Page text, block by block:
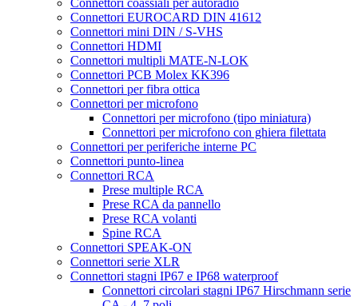
Connettori coassiali per autoradio
Connettori EUROCARD DIN 41612
Connettori mini DIN / S-VHS
Connettori HDMI
Connettori multipli MATE-N-LOK
Connettori PCB Molex KK396
Connettori per fibra ottica
Connettori per microfono
Connettori per microfono (tipo miniatura)
Connettori per microfono con ghiera filettata
Connettori per periferiche interne PC
Connettori punto-linea
Connettori RCA
Prese multiple RCA
Prese RCA da pannello
Prese RCA volanti
Spine RCA
Connettori SPEAK-ON
Connettori serie XLR
Connettori stagni IP67 e IP68 waterproof
Connettori circolari stagni IP67 Hirschmann serie